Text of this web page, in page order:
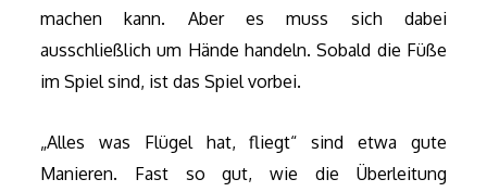
machen kann. Aber es muss sich dabei
ausschließlich um Hände handeln. Sobald die Füße
im Spiel sind, ist das Spiel vorbei.
„Alles was Flügel hat, fliegt“ sind etwa gute
Manieren. Fast so gut, wie die Überleitung